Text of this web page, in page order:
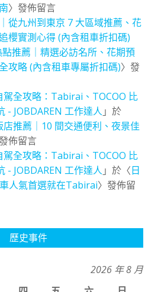
〉發佈留言
從九州到東京 7 大區域推薦、花
櫻實測心得 (內含租車折扣碼)
點推薦｜精選必訪名所、花期預
攻略 (內含租車專屬折扣碼)〉發
駕全攻略：Tabirai、TOCOO 比
- JOBDAREN 工作達人 」於
推薦｜10 間交通便利、夜景佳
佈留言
駕全攻略：Tabirai、TOCOO 比
- JOBDAREN 工作達人 」於〈日
人氣首選就在Tabirai〉發佈留
歷史事件
2026 年 8 月